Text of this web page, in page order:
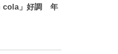
cola」好調 年